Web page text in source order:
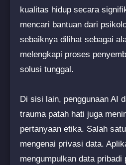
kualitas hidup secara
mencari bantuan dari
sebaiknya dilihat sebagai
melengkapi proses
solusi tunggal.
Di sisi lain, penggunaan AI
trauma patah hati juga
pertanyaan etika. Salah
mengenai privasi data.
mengumpulkan data pribadi